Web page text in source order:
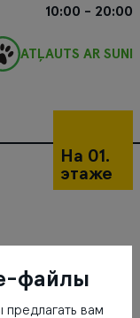
10:00 - 20:00
ATĻAUTS AR SUNI
На 01.
этаже
файлы
вам